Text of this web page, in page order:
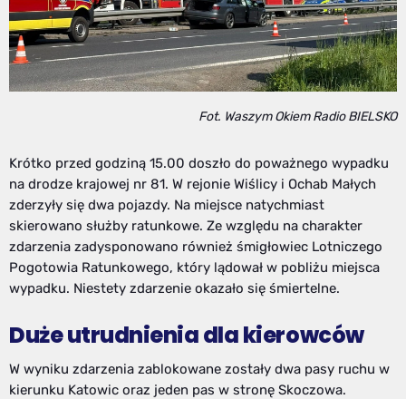
Fot. Waszym Okiem Radio BIELSKO
Krótko przed godziną 15.00 doszło do poważnego wypadku
na drodze krajowej nr 81. W rejonie Wiślicy i Ochab Małych
zderzyły się dwa pojazdy. Na miejsce natychmiast
skierowano służby ratunkowe. Ze względu na charakter
zdarzenia zadysponowano również śmigłowiec Lotniczego
Pogotowia Ratunkowego, który lądował w pobliżu miejsca
wypadku. Niestety zdarzenie okazało się śmiertelne.
Duże utrudnienia dla kierowców
W wyniku zdarzenia zablokowane zostały dwa pasy ruchu w
kierunku Katowic oraz jeden pas w stronę Skoczowa.